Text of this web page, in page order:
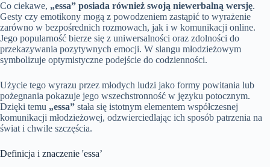
Co ciekawe, „essa” posiada również swoją niewerbalną wersję.
Gesty czy emotikony mogą z powodzeniem zastąpić to wyrażenie
zarówno w bezpośrednich rozmowach, jak i w komunikacji online.
Jego popularność bierze się z uniwersalności oraz zdolności do
przekazywania pozytywnych emocji. W slangu młodzieżowym
symbolizuje optymistyczne podejście do codzienności.
Użycie tego wyrazu przez młodych ludzi jako formy powitania lub
pożegnania pokazuje jego wszechstronność w języku potocznym.
Dzięki temu „essa” stała się istotnym elementem współczesnej
komunikacji młodzieżowej, odzwierciedlając ich sposób patrzenia na
świat i chwile szczęścia.
Definicja i znaczenie 'essa’